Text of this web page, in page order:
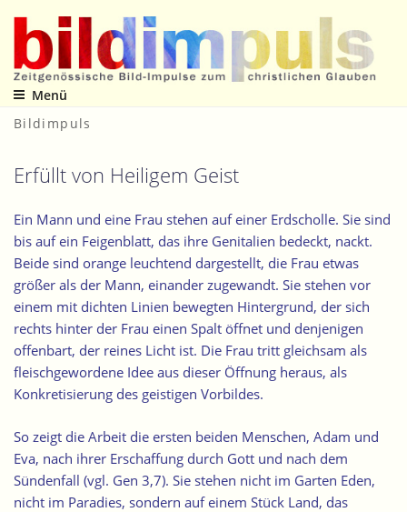
Inhalt
springen
Zeitgenössische Bild-Impulse zum christlichen Glauben
Menü
Bildimpuls
Erfüllt von Heiligem Geist
Ein Mann und eine Frau stehen auf einer Erdscholle. Sie sind
bis auf ein Feigenblatt, das ihre Genitalien bedeckt, nackt.
Beide sind orange leuchtend dargestellt, die Frau etwas
größer als der Mann, einander zugewandt. Sie stehen vor
einem mit dichten Linien bewegten Hintergrund, der sich
rechts hinter der Frau einen Spalt öffnet und denjenigen
offenbart, der reines Licht ist. Die Frau tritt gleichsam als
fleischgewordene Idee aus dieser Öffnung heraus, als
Konkretisierung des geistigen Vorbildes.
So zeigt die Arbeit die ersten beiden Menschen, Adam und
Eva, nach ihrer Erschaffung durch Gott und nach dem
Sündenfall (vgl. Gen 3,7). Sie stehen nicht im Garten Eden,
nicht im Paradies, sondern auf einem Stück Land, das